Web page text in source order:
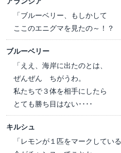
「ブルーベリー、もしかして
ここのエニグマを見たの～！？
ブルーベリー
「ええ、海岸に出たのとは、
ぜんぜん ちがうわ。
私たちで３体を相手にしたら
とても勝ち目はない････
キルシュ
「レモンが１匹をマークしている